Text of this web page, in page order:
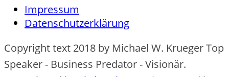
Impressum
Datenschutzerklärung
Copyright text 2018 by Michael W. Krueger Top
Speaker - Business Predator - Visionär.